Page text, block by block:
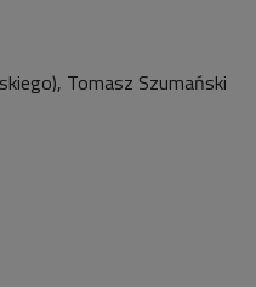
), Tomasz Szumański